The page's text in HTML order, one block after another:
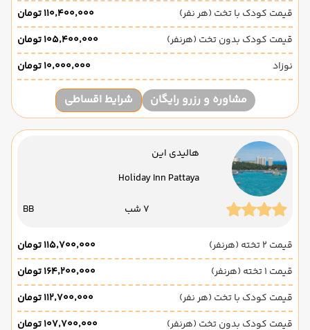
قیمت کودک با تخت (هر نفر)
۱۱۰٬۴۰۰٬۰۰۰ تومان
قیمت کودک بدون تخت (هرنفر)
۱۰۵٬۴۰۰٬۰۰۰ تومان
نوزاد
۱۰٬۰۰۰٬۰۰۰ تومان
مشاوره و رزرو رایگان شرایط اقساطی
هالیدی این
Holiday Inn Pattaya
7 شب BB
قیمت 2 تخته (هرنفر)
۱۱۵٬۷۰۰٬۰۰۰ تومان
قیمت 1 تخته (هرنفر)
۱۶۴٬۲۰۰٬۰۰۰ تومان
قیمت کودک با تخت (هر نفر)
۱۱۲٬۷۰۰٬۰۰۰ تومان
قیمت کودک بدون تخت (هرنفر)
۱۰۷٬۷۰۰٬۰۰۰ تومان